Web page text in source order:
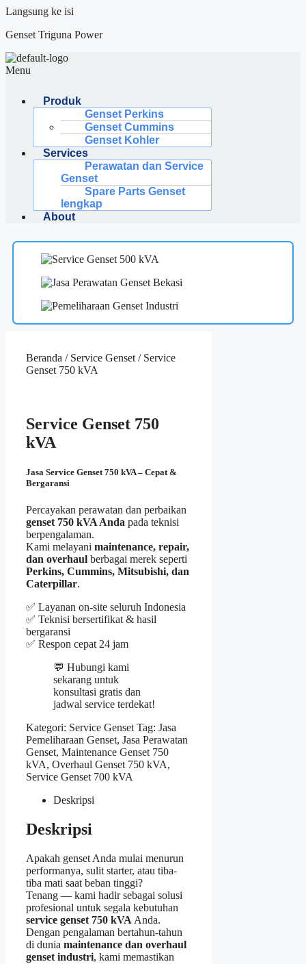
Langsung ke isi
Genset Triguna Power
Menu
Produk
Genset Perkins
Genset Cummins
Genset Kohler
Services
Perawatan dan Service
Genset
Spare Parts Genset
lengkap
About
Beranda / Service Genset / Service
Genset 750 kVA
Service Genset 750
kVA
Jasa Service Genset 750 kVA – Cepat &
Bergaransi
Percayakan perawatan dan perbaikan
genset 750 kVA Anda pada teknisi
berpengalaman.
Kami melayani maintenance, repair,
dan overhaul berbagai merek seperti
Perkins, Cummins, Mitsubishi, dan
Caterpillar.
✅ Layanan on-site seluruh Indonesia
✅ Teknisi bersertifikat & hasil
bergaransi
✅ Respon cepat 24 jam
💬 Hubungi kami
sekarang untuk
konsultasi gratis dan
jadwal service terdekat!
Kategori: Service Genset Tag: Jasa
Pemeliharaan Genset, Jasa Perawatan
Genset, Maintenance Genset 750
kVA, Overhaul Genset 750 kVA,
Service Genset 700 kVA
Deskripsi
Deskripsi
Apakah genset Anda mulai menurun
performanya, sulit starter, atau tiba-
tiba mati saat beban tinggi?
Tenang — kami hadir sebagai solusi
profesional untuk segala kebutuhan
service genset 750 kVA Anda.
Dengan pengalaman bertahun-tahun
di dunia maintenance dan overhaul
genset industri, kami memastikan